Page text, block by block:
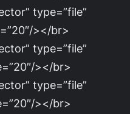
type=”file”
></br>
type=”file”
></br>
type=”file”
></br>